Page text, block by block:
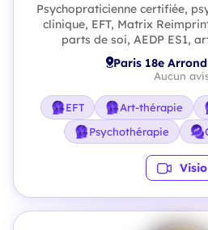
Psychopraticienne certifiée,
clinique, EFT, Matrix
parts de soi, AEDP ES1,
Paris 18e
Aucun
EFT Art-thérapie
Psychothérapie
Visio